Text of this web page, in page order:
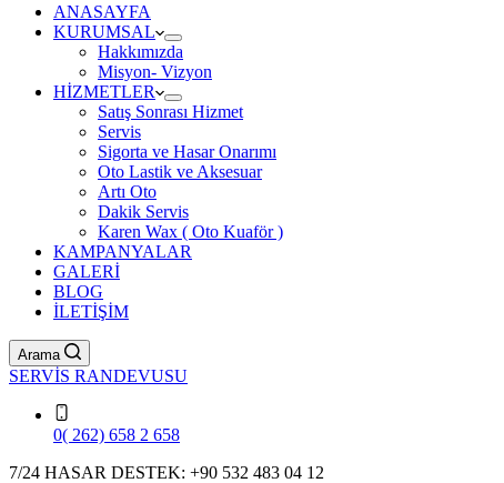
ANASAYFA
KURUMSAL
Hakkımızda
Misyon- Vizyon
HİZMETLER
Satış Sonrası Hizmet
Servis
Sigorta ve Hasar Onarımı
Oto Lastik ve Aksesuar
Artı Oto
Dakik Servis
Karen Wax ( Oto Kuaför )
KAMPANYALAR
GALERİ
BLOG
İLETİŞİM
Arama
SERVİS RANDEVUSU
0( 262) 658 2 658
7/24 HASAR DESTEK: +90 532 483 04 12